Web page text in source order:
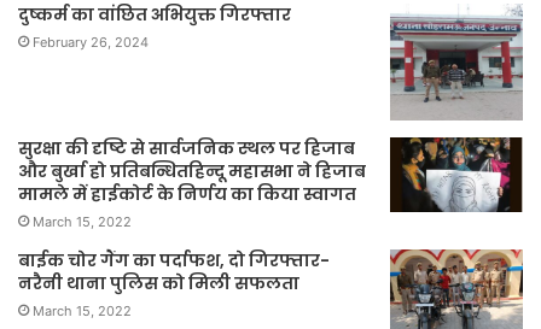
दुष्कर्म का वांछित अभियुक्त गिरफ्तार
February 26, 2024
सुरक्षा की दृष्टि से सार्वजनिक स्थल पर हिजाब
और बुर्खा हो प्रतिबन्धितहिन्दू महासभा ने हिजाब
मामले में हाईकोर्ट के निर्णय का किया स्वागत
March 15, 2022
बाईक चोर गैंग का पर्दाफश, दो गिरफ्तार-
नरैनी थाना पुलिस को मिली सफलता
March 15, 2022